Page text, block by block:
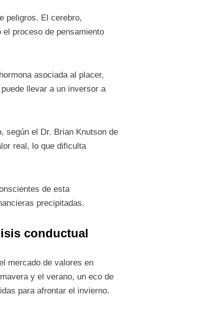
peligros. El cerebro,
proceso de pensamiento
asociada al placer,
llevar a un inversor a
según el Dr. Brian Knutson de
real, lo que dificulta
de esta
precipitadas.
conductual
mercado de valores en
y el verano, un eco de
para afrontar el invierno.